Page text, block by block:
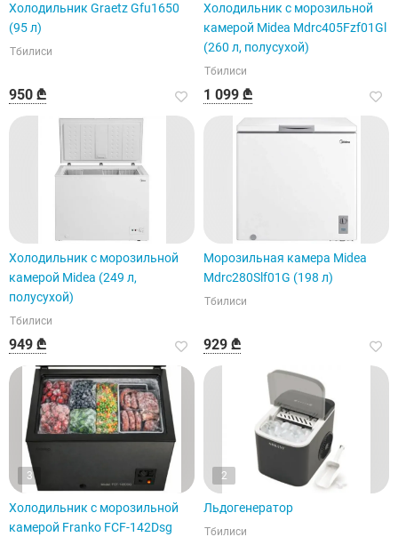
Холодильник Graetz Gfu1650
(95 л)
Тбилиси
950 ₾
Холодильник с морозильной
камерой Midea Mdrc405Fzf01Gl
(260 л, полусухой)
Тбилиси
1 099 ₾
Холодильник с морозильной
камерой Midea (249 л,
полусухой)
Тбилиси
949 ₾
Морозильная камера Midea
Mdrc280Slf01G (198 л)
Тбилиси
929 ₾
3
Холодильник с морозильной
камерой Franko FCF-142Dsg
2
Льдогенератор
Тбилиси